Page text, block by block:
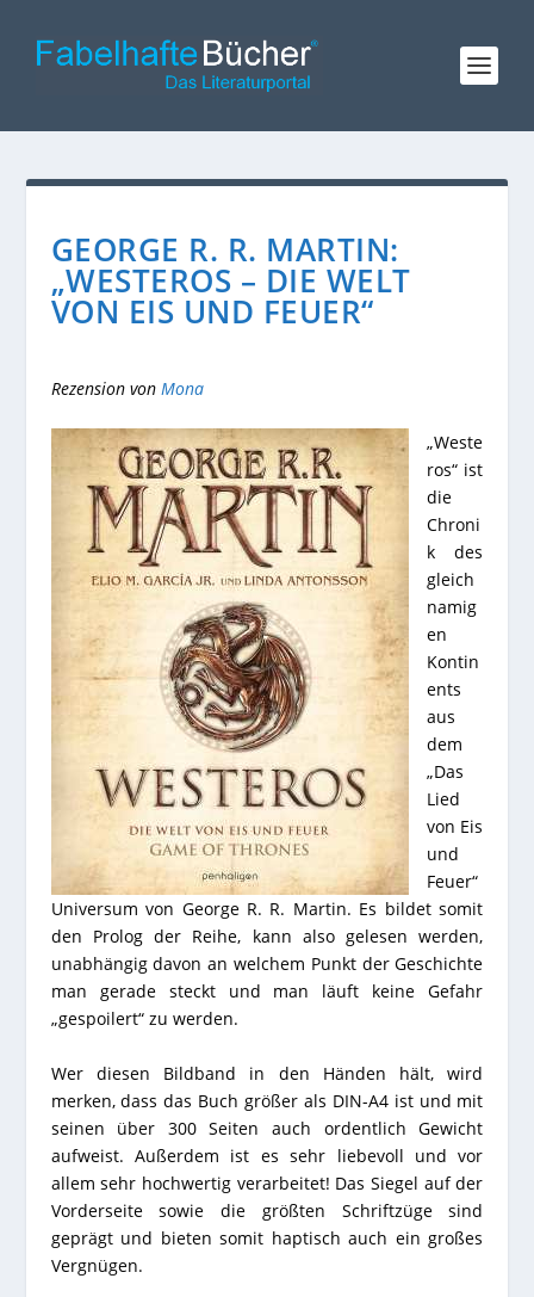
GEORGE R. R. MARTIN:
„WESTEROS – DIE WELT
VON EIS UND FEUER“
Rezension von Mona
„Weste
ros“ ist
die
Chroni
k des
gleich
namig
en
Kontin
ents
aus
dem
„Das
Lied
von Eis
und
Feuer“
Universum von George R. R. Martin. Es bildet somit
den Prolog der Reihe, kann also gelesen werden,
unabhängig davon an welchem Punkt der Geschichte
man gerade steckt und man läuft keine Gefahr
„gespoilert“ zu werden.
Wer diesen Bildband in den Händen hält, wird
merken, dass das Buch größer als DIN-A4 ist und mit
seinen über 300 Seiten auch ordentlich Gewicht
aufweist. Außerdem ist es sehr liebevoll und vor
allem sehr hochwertig verarbeitet! Das Siegel auf der
Vorderseite sowie die größten Schriftzüge sind
geprägt und bieten somit haptisch auch ein großes
Vergnügen.